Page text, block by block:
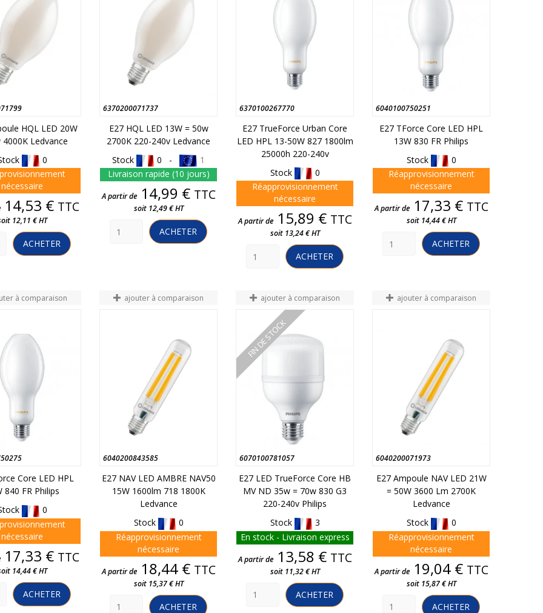
HQL LED 20W
4000K Ledvance
0
nécessaire
Prix
14,53 € TTC
12,11 € HT
ACHETER
6370200071737
E27 HQL LED 13W = 50w
2700K 220-240v Ledvance
Stock
0 -
1
Livraison rapide (10 jours)
Prix
A partir de 14,99 € TTC
soit 12,49 € HT
ACHETER
6370100267770
E27 TrueForce Urban Core
LED HPL 13-50W 827 1800lm
25000h 220-240v
Stock
0
Réapprovisionnement
nécessaire
Prix
A partir de 15,89 € TTC
soit 13,24 € HT
ACHETER
6040100750251
E27 TForce Core LED HPL
13W 830 FR Philips
Stock
0
Réapprovisionnement
nécessaire
Prix
A partir de 17,33 € TTC
soit 14,44 € HT
ACHETER
à comparaison
Core LED HPL
840 FR Philips
0
nécessaire
Prix
17,33 € TTC
14,44 € HT
ACHETER
ajouter à comparaison
6040200843585
E27 NAV LED AMBRE NAV50
15W 1600lm 718 1800K
Ledvance
Stock
0
Réapprovisionnement
nécessaire
Prix
A partir de 18,44 € TTC
soit 15,37 € HT
ACHETER
ajouter à comparaison
6070100781057
FIN DE STOCK
E27 LED TrueForce Core HB
MV ND 35w = 70w 830 G3
220-240v Philips
Stock
3
En stock - Livraison express
Prix
A partir de 13,58 € TTC
soit 11,32 € HT
ACHETER
ajouter à comparaison
6040200071973
E27 Ampoule NAV LED 21W
= 50W 3600 Lm 2700K
Ledvance
Stock
0
Réapprovisionnement
nécessaire
Prix
A partir de 19,04 € TTC
soit 15,87 € HT
ACHETER